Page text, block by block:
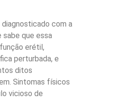
diagnosticado com a
sabe que essa
erétil,
perturbada, e
ditos
Sintomas físicos
vicioso de